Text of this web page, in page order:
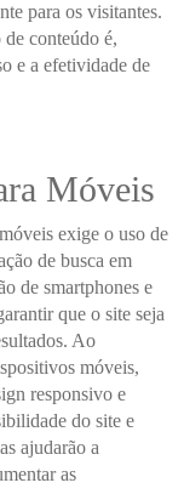
para os visitantes.
conteúdo é,
e a efetividade de
Móveis
exige o uso de
de busca em
de smartphones e
que o site seja
Ao
móveis,
responsivo e
do site e
ajudarão a
as